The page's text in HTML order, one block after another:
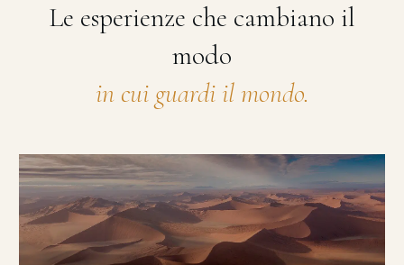
Le esperienze che cambiano il
modo
in cui guardi il mondo.